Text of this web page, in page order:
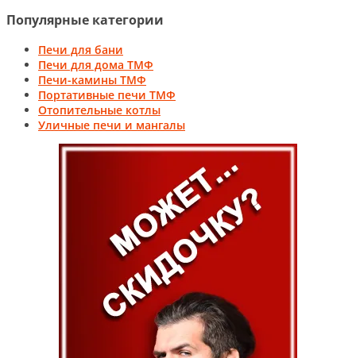
Популярные категории
Печи для бани
Печи для дома ТМФ
Печи-камины ТМФ
Портативные печи ТМФ
Отопительные котлы
Уличные печи и мангалы